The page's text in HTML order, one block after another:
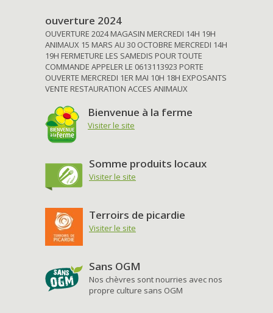
ouverture 2024
OUVERTURE 2024 MAGASIN MERCREDI 14H 19H
ANIMAUX 15 MARS AU 30 OCTOBRE MERCREDI 14H
19H FERMETURE LES SAMEDIS POUR TOUTE
COMMANDE APPELER LE 0613113923 PORTE
OUVERTE MERCREDI 1ER MAI 10H 18H EXPOSANTS
VENTE RESTAURATION ACCES ANIMAUX
Bienvenue à la ferme
Visiter le site
Somme produits locaux
Visiter le site
Terroirs de picardie
Visiter le site
Sans OGM
Nos chèvres sont nourries avec nos
propre culture sans OGM